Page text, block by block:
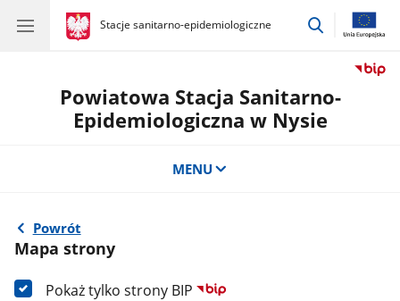
gov.pl
Stacje sanitarno-epidemiologiczne
gov.pl
Stacje
przejdź
Powiatowa Stacja Sanitarno-
Epidemiologiczna w Nysie
MENU
Powrót
Mapa strony
Pokaż tylko strony BIP